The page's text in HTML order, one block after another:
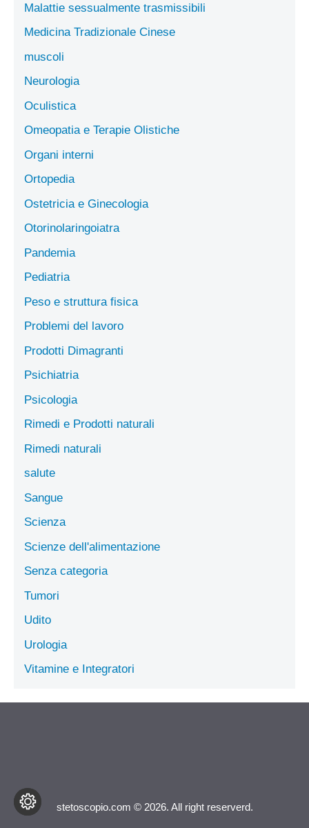
Malattie sessualmente trasmissibili
Medicina Tradizionale Cinese
muscoli
Neurologia
Oculistica
Omeopatia e Terapie Olistiche
Organi interni
Ortopedia
Ostetricia e Ginecologia
Otorinolaringoiatra
Pandemia
Pediatria
Peso e struttura fisica
Problemi del lavoro
Prodotti Dimagranti
Psichiatria
Psicologia
Rimedi e Prodotti naturali
Rimedi naturali
salute
Sangue
Scienza
Scienze dell'alimentazione
Senza categoria
Tumori
Udito
Urologia
Vitamine e Integratori
stetoscopio.com © 2026. All right reserverd.